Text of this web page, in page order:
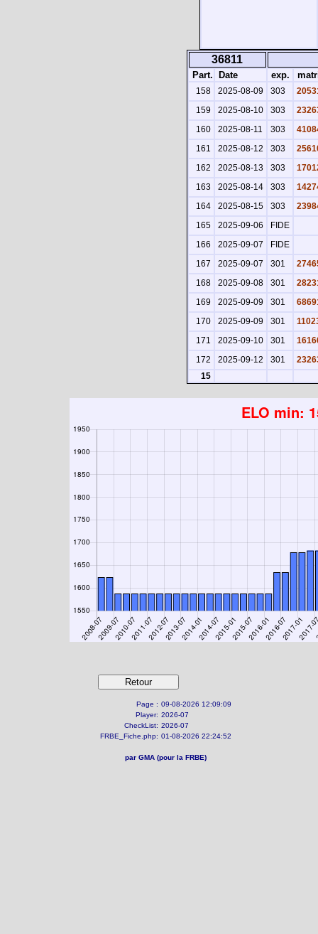
36811
Part. Date exp.
158 2025-08-09 303
159
2025-08-10 303
160
2025-08-11 303
161
2025-08-12 303
162
2025-08-13 303
163
2025-08-14 303
164
2025-08-15 303
165
2025-09-06
FIDE
166
2025-09-07
FIDE
167
2025-09-07 301
168
2025-09-08 301
169
2025-09-09 301
170
2025-09-09 301
171
2025-09-10 301
172
2025-09-12 301
15
Page : 09-08-2026 12:09:09
Player: 2026-07
CheckList: 2026-07
FRBE_Fiche.php: 01-08-2026 22:24:52
par GMA (pour la FRBE)